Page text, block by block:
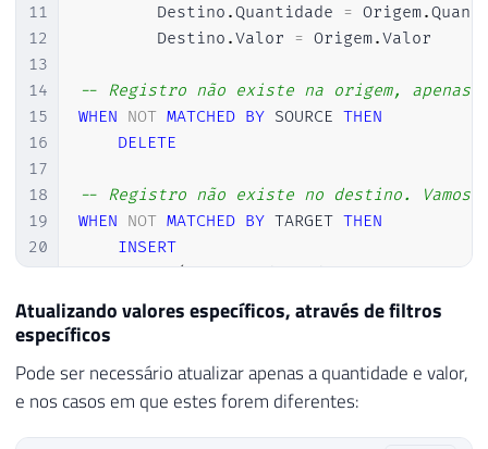
11
12
13
14
15
16
17
18
19
20
21
        Destino
.Quantidade = Origem.
        Destino
.Valor = Origem.Valor
-- Registro não existe na origem, apenas
WHEN NOT MATCHED BY SOURCE THEN
DELETE
-- Registro não existe no destino.
WHEN NOT MATCHED BY TARGET THEN
INSERT
VALUES(Origem.Id_Venda, Origem.
Atualizando valores específicos, através de filtros
específicos
Pode ser necessário atualizar apenas a quantidade e valor,
e nos casos em que estes forem diferentes: